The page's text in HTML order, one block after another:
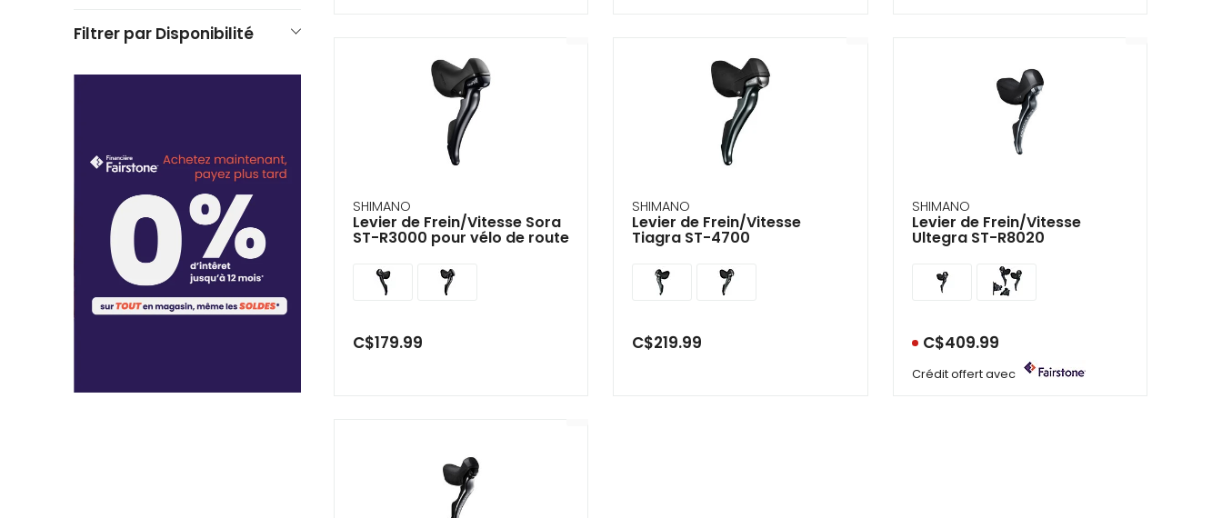
Filtrer par Disponibilité
SHIMANO
Levier de Frein/Vitesse Sora
ST-R3000 pour vélo de route
C$179.99
SHIMANO
Levier de Frein/Vitesse
Tiagra ST-4700
C$219.99
SHIMANO
Levier de Frein/Vitesse
Ultegra ST-R8020
C$409.99
Crédit offert avec